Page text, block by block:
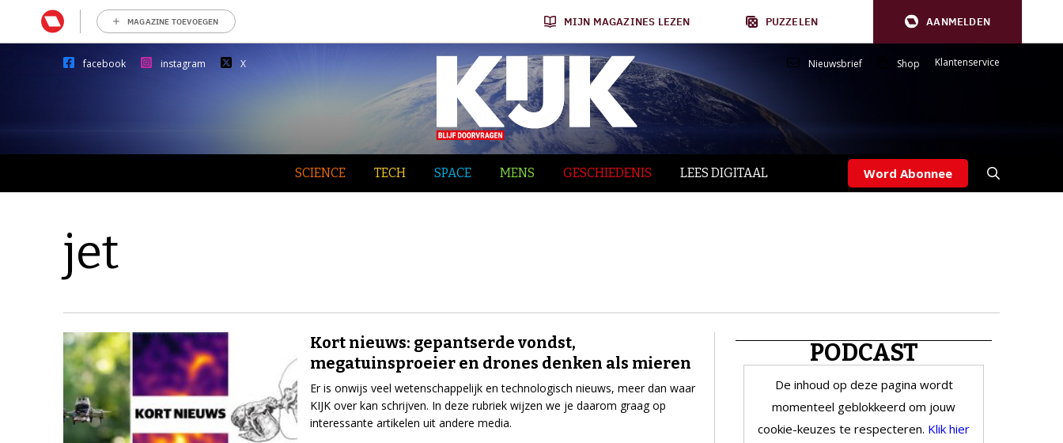
MAGAZINE TOEVOEGEN MIJN MAGAZINES LEZEN PUZZELEN AANMELDEN
facebook instagram X Nieuwsbrief Shop Klantenservice
SCIENCE TECH SPACE MENS GESCHIEDENIS LEES DIGITAAL Word Abonnee
jet
Kort nieuws: gepantserde vondst,
megatuinsproeier en drones denken als mieren
Er is onwijs veel wetenschappelijk en technologisch nieuws, meer dan waar
KIJK over kan schrijven. In deze rubriek wijzen we je daarom graag op
interessante artikelen uit andere media.
PODCAST
De inhoud op deze pagina wordt
momenteel geblokkeerd om jouw
cookie-keuzes te respecteren. Klik hier